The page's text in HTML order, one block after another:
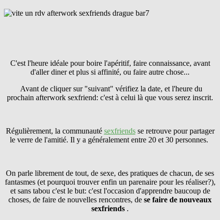
C'est l'heure idéale pour boire l'apéritif, faire connaissance, avant
d'aller diner et plus si affinité, ou faire autre chose...
Avant de cliquer sur "suivant" vérifiez la date, et l'heure du
prochain afterwork sexfriend: c'est à celui là que vous serez inscrit.
Régulièrement, la communauté sexfriendsse retrouve pour partager
le verre de l'amitié. Il y a généralement entre 20 et 30 personnes.
On parle librement de tout, de sexe, des pratiques de chacun, de ses
fantasmes (et pourquoi trouver enfin un parenaire pour les réaliser?),
et sans tabou c'est le but: c'est l'occasion d'apprendre baucoup de
choses, de faire de nouvelles rencontres, de se faire de nouveaux
sexfriends .